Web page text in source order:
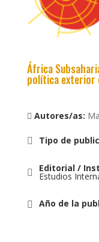
África
política exterior
Autores/as:
Tipo de
Editorial /
Estudios
Año de la